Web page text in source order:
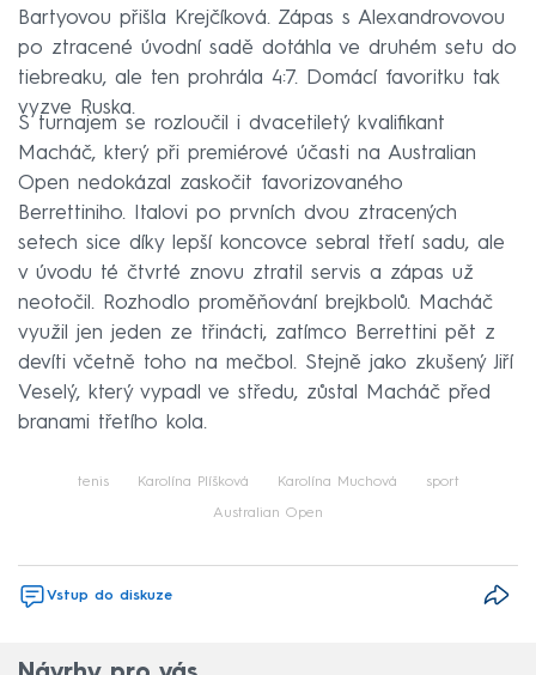
Bartyovou přišla Krejčíková. Zápas s Alexandrovovou
po ztracené úvodní sadě dotáhla ve druhém setu do
tiebreaku, ale ten prohrála 4:7. Domácí favoritku tak
vyzve Ruska.
S turnajem se rozloučil i dvacetiletý kvalifikant
Macháč, který při premiérové účasti na Australian
Open nedokázal zaskočit favorizovaného
Berrettiniho. Italovi po prvních dvou ztracených
setech sice díky lepší koncovce sebral třetí sadu, ale
v úvodu té čtvrté znovu ztratil servis a zápas už
neotočil. Rozhodlo proměňování brejkbolů. Macháč
využil jen jeden ze třinácti, zatímco Berrettini pět z
devíti včetně toho na mečbol. Stejně jako zkušený Jiří
Veselý, který vypadl ve středu, zůstal Macháč před
branami třetího kola.
tenis Karolína Plíšková Karolína Muchová sport
Australian Open
Vstup do diskuze